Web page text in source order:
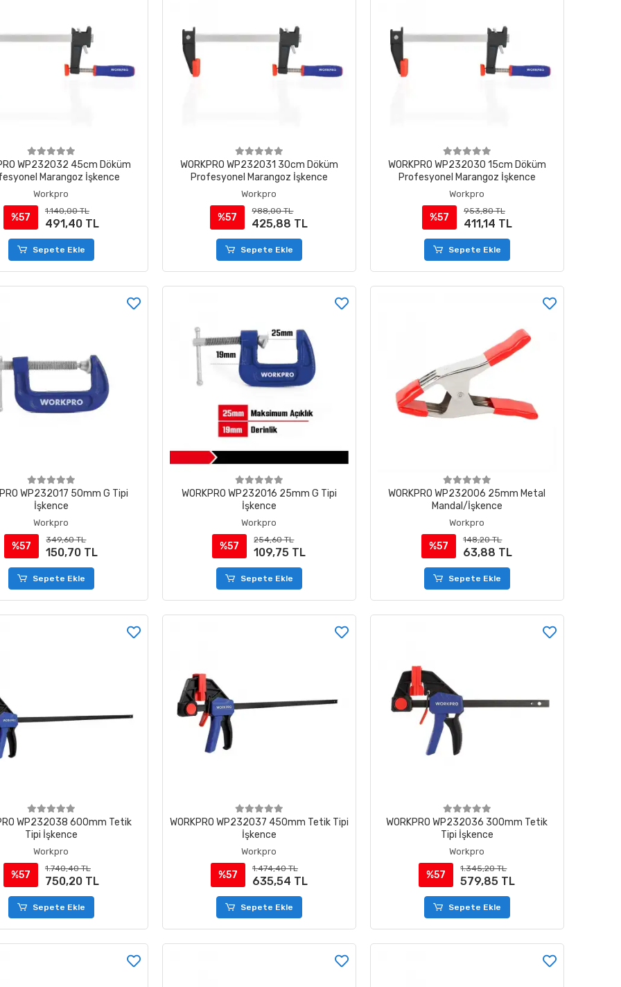
WP232032 45cm Döküm
Marangoz İşkence
Workpro
%57
1.140,00 TL
491,40 TL
Sepete Ekle
WORKPRO WP232031 30cm Döküm
Profesyonel Marangoz İşkence
Workpro
%57
988,00 TL
425,88 TL
Sepete Ekle
WORKPRO WP232030 15cm Döküm
Profesyonel Marangoz İşkence
Workpro
%57
953,80 TL
411,14 TL
Sepete Ekle
WP232017 50mm G Tipi
İşkence
Workpro
%57
349,60 TL
150,70 TL
Sepete Ekle
WORKPRO WP232016 25mm G Tipi
İşkence
Workpro
%57
254,60 TL
109,75 TL
Sepete Ekle
WORKPRO WP232006 25mm Metal
Mandal/İşkence
Workpro
%57
148,20 TL
63,88 TL
Sepete Ekle
WP232038 600mm Tetik
Tipi İşkence
Workpro
%57
1.740,40 TL
750,20 TL
Sepete Ekle
WORKPRO WP232037 450mm Tetik Tipi
İşkence
Workpro
%57
1.474,40 TL
635,54 TL
Sepete Ekle
WORKPRO WP232036 300mm Tetik
Tipi İşkence
Workpro
%57
1.345,20 TL
579,85 TL
Sepete Ekle